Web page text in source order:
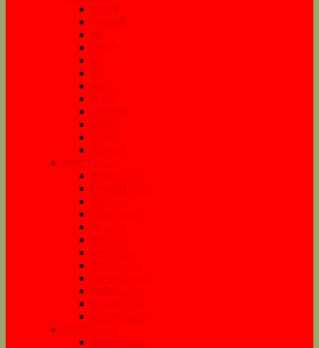
জানুয়ারী
ফেব্রুয়ারী
মার্চ
এপ্রিল
মে
জুন
জুলাই
অগাস্ট
সেপ্টেম্বর
অক্টোবর
নভেম্বর
ডিসেম্বর
সংরক্ষণ ২০২১
জানুয়ারি ২০২১
ফেব্রুয়ারি ২০২১
মার্চ ২০২১
এপ্রিল ২০২১
মে ২০২১
জুন ২০২১
জুলাই ২০২১
আগস্ট ২০২১
সেপ্টেম্বর ২০২১
অক্টোবর ২০২১
নভেম্বর ২০২১
ডিসেম্বর ২০২১
সংরক্ষণ ২০২২
জানুয়ারি ২০২২